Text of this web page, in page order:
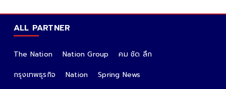
ALL PARTNER
The Nation Nation Group
คม ชัด ลึก
กรุงเทพธุรกิจ
Nation
Spring News